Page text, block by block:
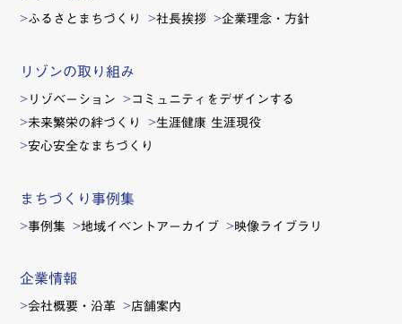
ふるさとまちづくり 社長挨拶 企業理念・方針
リゾンの取り組み
リゾベーション コミュニティをデザインする
未来繁栄の絆づくり 生涯健康 生涯現役
安心安全なまちづくり
まちづくり事例集
事例集 地域イベントアーカイブ 映像ライブラリ
企業情報
会社概要・沿革 店舗案内